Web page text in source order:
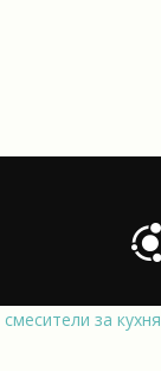
смесители за кухня